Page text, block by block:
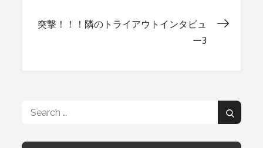
稿
突撃！！！隣のトライアウトインタビュ
ー3
Search
Search